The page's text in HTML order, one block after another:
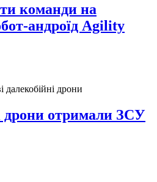
команди на
андроїд Agility
дрони отримали ЗСУ